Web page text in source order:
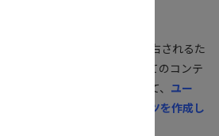
、作成者のセンスや能力に左右されるた
々になることが多い。すべてのコンテ
するためには、作成に際して、 ユー
、ユーザーが自らコンテンツを作成し
とが企業には必要です。